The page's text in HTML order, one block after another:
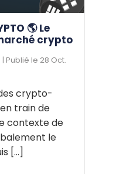
🌎 Le
crypto
| Publié le 28 Oct.
crypto-
train de
contexte de
le
[...]